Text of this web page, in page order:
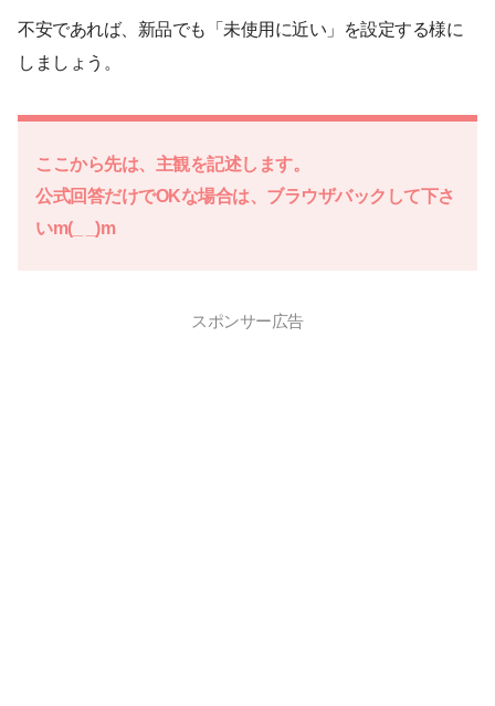
不安であれば、新品でも「未使用に近い」を設定する様に
しましょう。
ここから先は、主観を記述します。
公式回答だけでOKな場合は、ブラウザバックして下さ
いm(_ _)m
スポンサー広告